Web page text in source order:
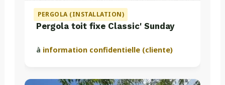
PERGOLA (INSTALLATION)
Pergola toit fixe Classic' Sunday
à information confidentielle (cliente)